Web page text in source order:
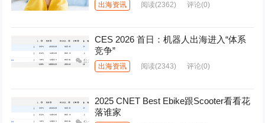
出海资讯 阅读(2362) 评论(0)
CES 2026 首日：机器人出海进入“体系
竞争”
出海资讯 阅读(2343) 评论(0)
2025 CNET Best Ebike跟Scooter看看花
落谁家